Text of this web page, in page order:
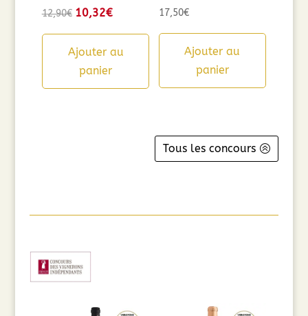
12,90€ Le
initial
était :
10,32€Le
actuel
est :
Ajouter au
panier
17,50€
Ajouter au
panier
Tous les concours